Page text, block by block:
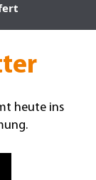
heute ins